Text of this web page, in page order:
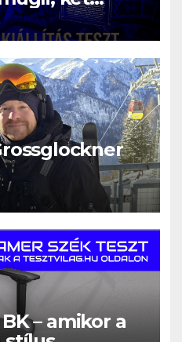
– amikor a